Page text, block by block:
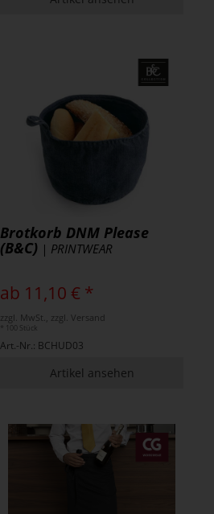
Brotkorb DNM Please
(B&C) | PRINTWEAR
ab 11,10 € *
zzgl. MwSt., zzgl. Versand
* 100 Stück
Art.-Nr.: BCHUD03
Artikel ansehen